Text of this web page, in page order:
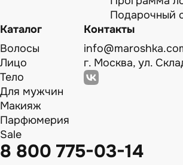
Подарочный
Каталог
Волосы
Лицо
Тело
Для мужчин
Макияж
Парфюмерия
Sale
Контакты
г. Москва, ул.
8 800 775-03-14